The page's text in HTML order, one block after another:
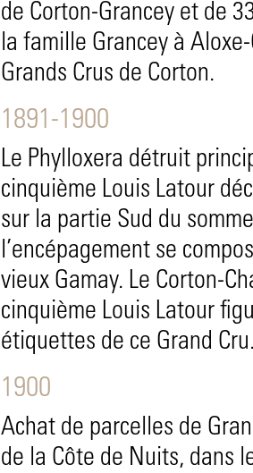
de Corton-Grancey et de
la famille Grancey à
Grands Crus de Corton.
1891-1900
Le Phylloxera détruit
cinquième Louis Latour
sur la partie Sud du
l’encépagement se
vieux Gamay. Le Corton-
cinquième Louis Latour
étiquettes de ce Grand
1900
Achat de parcelles de
de la Côte de Nuits, dans